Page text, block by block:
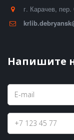
г. Карачев,
Напишите